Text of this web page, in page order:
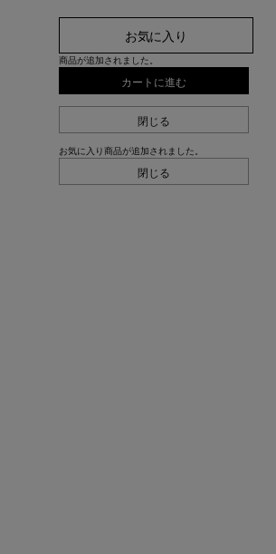
お気に入り
商品が追加されました。
カートに進む
閉じる
お気に入り商品が追加されました。
閉じる